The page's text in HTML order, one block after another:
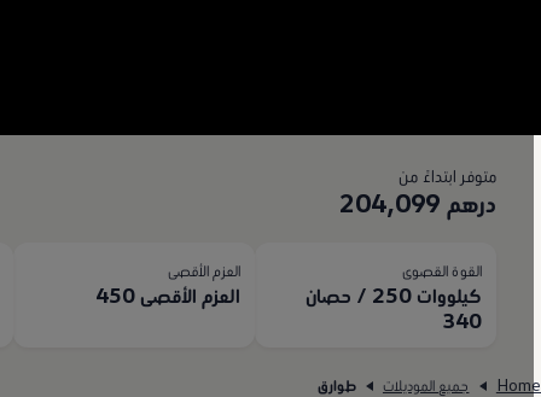
متوفر ابتداءً من
درهم 204,099
القوة القصوى
كيلووات 250 / حصان
340
العزم الأقصى
العزم الأقصى 450
جميع الموديلات طوارق